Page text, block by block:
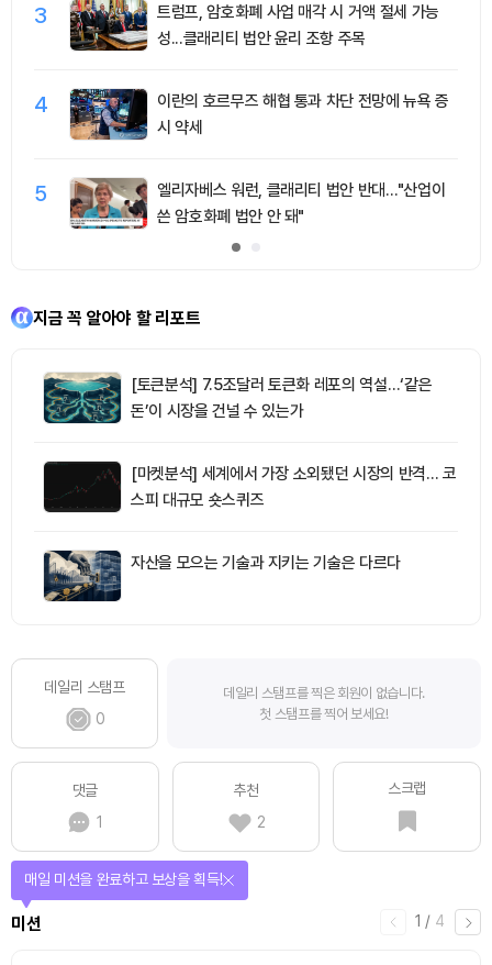
3
트럼프, 암호화폐 사업 매각 시 거액 절세 가능
성...클래리티 법안 윤리 조항 주목
4
이란의 호르무즈 해협 통과 차단 전망에 뉴욕 증
시 약세
5
엘리자베스 워런, 클래리티 법안 반대…"산업이
쓴 암호화폐 법안 안 돼"
지금 꼭 알아야 할 리포트
[토큰분석] 7.5조달러 토큰화 레포의 역설…‘같은
돈’이 시장을 건널 수 있는가
[마켓분석] 세계에서 가장 소외됐던 시장의 반격… 코
스피 대규모 숏스퀴즈
자산을 모으는 기술과 지키는 기술은 다르다
데일리 스탬프
0
데일리 스탬프를 찍은 회원이 없습니다.
첫 스탬프를 찍어 보세요!
댓글
1
추천
2
스크랩
2 /
티켓스토어
티켓으로 다양한 상품에 응모하자!